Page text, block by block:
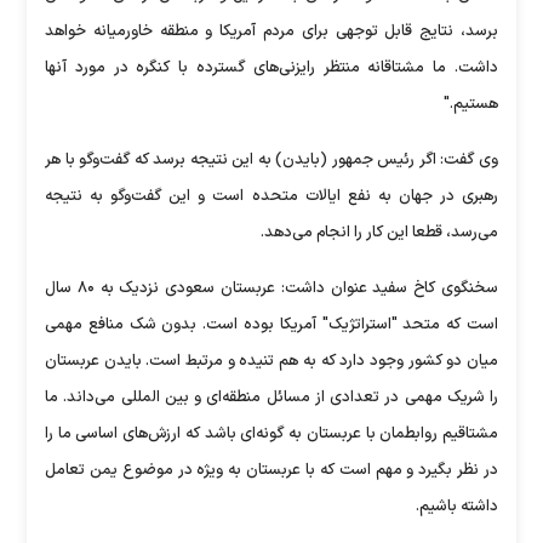
برسد، نتایج قابل توجهی برای مردم آمریکا و منطقه خاورمیانه خواهد
داشت. ما مشتاقانه منتظر رایزنی‌های گسترده با کنگره در مورد آنها
هستیم."
وی گفت: اگر رئیس جمهور (بایدن) به این نتیجه برسد که گفت‌وگو با هر
رهبری در جهان به نفع ایالات متحده است و این گفت‌وگو به نتیجه
می‌رسد، قطعا این کار را انجام می‌دهد.
سخنگوی کاخ سفید عنوان داشت: عربستان سعودی نزدیک به ۸۰ سال
است که متحد "استراتژیک" آمریکا بوده است. بدون شک منافع مهمی
میان دو کشور وجود دارد که به هم تنیده و مرتبط است. بایدن عربستان
را شریک مهمی در تعدادی از مسائل منطقه‌ای و بین المللی می‌داند. ما
مشتاقیم روابطمان با عربستان به گونه‌ای باشد که ارزش‌های اساسی ما را
در نظر بگیرد و مهم است که با عربستان به ویژه در موضوع یمن تعامل
داشته باشیم.